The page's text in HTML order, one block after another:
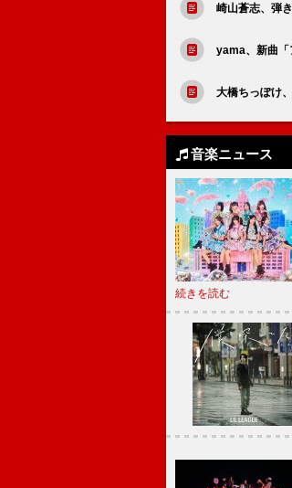
崎山蒼志、弾
yama、新曲「
大橋ちっぽけ
音楽ニュース
続きを読む